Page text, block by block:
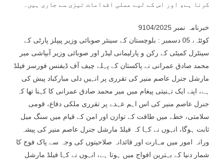
کرنا ہے، اور اس کے لیے عملی اقدامات تیزی سے جاری ہیں۔
خبرنامہ نمبر 9104/2025
کوئٹہ، 05 دسمبر : بلوچستان کے سینئر صوبائی وزیر پیپلز پارٹی کے
سینٹرل کمیٹی کے رکن و پارلیمانی لیڈر اور صوبائی وزیر آبپاشی میر
محمد صادق عمرانی نے پاکستان کے پہلے چیف آف ڈیفنس فورسز فیلڈ
مارشل جنرل عاصم منیر کی تقرری پر انہیں دلی مبارکباد پیش کی
ہے، اپنے ایک تہنیتی پیغام میں میر محمد صادق عمرانی کا کہنا تھا کہ
جنرل عاصم منیر کی اس اہم عہدے پر تقرری ملکی دفاع، قومی
سلامتی، خطے میں طاقت کے توازن اور امن کے قیام میں سنگ میل
ثابت ہوگا، انہوں نے کہا کہ فیلڈ مارشل جنرل عاصم منیر کی پیشہ
ورانہ امور میں مہارت اور قائدانہ صلاحیتوں کی وجہ سے پاک فوج کا
شمار دنیا کے بہترین افواج میں ہوتا ہے، انہوں نے کہا فیلڈ مارشل